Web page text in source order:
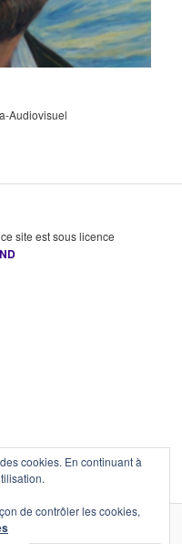
Audiovisuel
site est sous licence
WordPress
cookies. En continuant à
de contrôler les cookies,